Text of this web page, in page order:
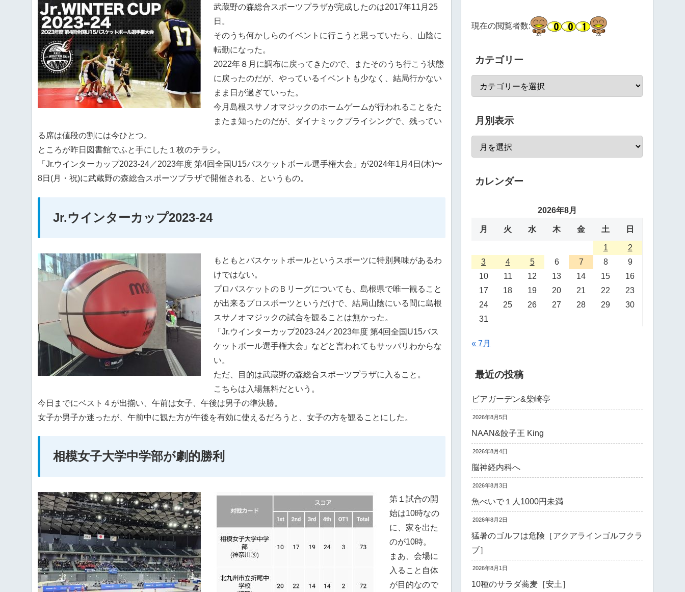
武蔵野の森総合スポーツプラザが完成したのは2017年11月25
日。
そのうち何かしらのイベントに行こうと思っていたら、山陰に
転勤になった。
2022年８月に調布に戻ってきたので、またそのうち行こう状態
に戻ったのだが、やっているイベントも少なく、結局行かない
まま日が過ぎていった。
今月島根スサノオマジックのホームゲームが行われることをた
またま知ったのだが、ダイナミックプライシングで、残ってい
る席は値段の割には今ひとつ。
ところが昨日図書館でふと手にした１枚のチラシ。
「Jr.ウインターカップ2023-24／2023年度 第4回全国U15バスケットボール選手権大会」が2024年1月4日(木)〜
8日(月・祝)に武蔵野の森総合スポーツプラザで開催される、というもの。
Jr.ウインターカップ2023-24
もともとバスケットボールというスポーツに特別興味があるわ
けではない。
プロバスケットのＢリーグについても、島根県で唯一観ること
が出来るプロスポーツというだけで、結局山陰にいる間に島根
スサノオマジックの試合を観ることは無かった。
「Jr.ウインターカップ2023-24／2023年度 第4回全国U15バス
ケットボール選手権大会」などと言われてもサッパリわからな
い。
ただ、目的は武蔵野の森総合スポーツプラザに入ること。
こちらは入場無料だという。
今日までにベスト４が出揃い、午前は女子、午後は男子の準決勝。
女子か男子か迷ったが、午前中に観た方が午後を有効に使えるだろうと、女子の方を観ることにした。
相模女子大学中学部が劇的勝利
第１試合の開
始は10時なの
に、家を出た
のが10時。
まあ、会場に
入ること自体
が目的なので
現在の閲覧者数:
カテゴリー
月別表示
カレンダー
2026年8月
月 火 水 木 金 土 日
1
2
3
4 5 6 7 8
9
10
11 12 13 14 15
16
17
18 19 20 21 22
23
24
25 26 27 28 29
30
31
« 7月
最近の投稿
ビアガーデン&柴崎亭
2026年8月5日
NAAN&餃子王 King
2026年8月4日
脳神経内科へ
2026年8月3日
魚べいで１人1000円未満
2026年8月2日
猛暑のゴルフは危険［アクアラインゴルフクラ
ブ］
2026年8月1日
10種のサラダ蕎麦［安土］